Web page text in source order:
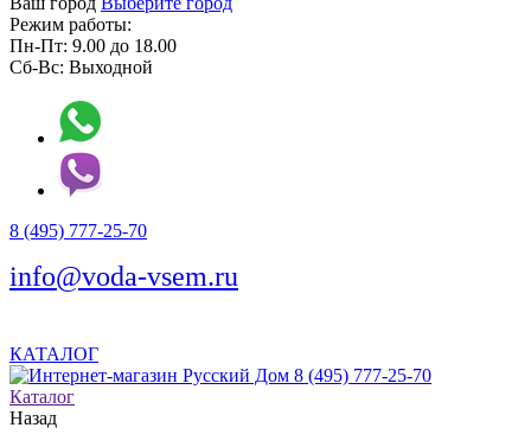
Режим работы:
Пн-Пт: 9.00 до 18.00
Сб-Вс: Выходной
8 (495) 777-25-70
info@voda-vsem.ru
КАТАЛОГ
8 (495) 777-25-70
Каталог
Назад